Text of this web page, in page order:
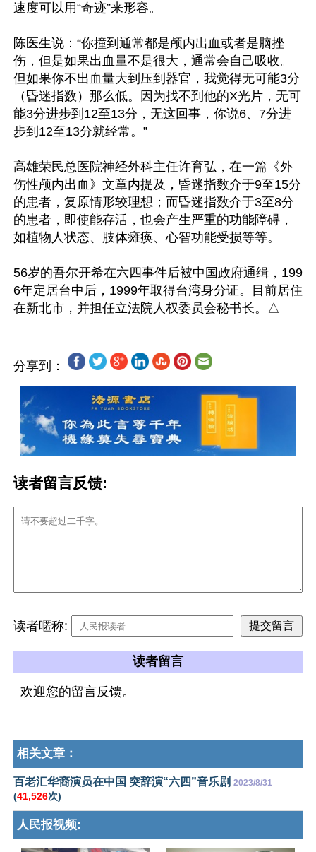
速度可以用“奇迹”来形容。
陈医生说：“你撞到通常都是颅内出血或者是脑挫
伤，但是如果出血量不是很大，通常会自己吸收。
但如果你不出血量大到压到器官，我觉得无可能3分
（昏迷指数）那么低。因为找不到他的X光片，无可
能3分进步到12至13分，无这回事，你说6、7分进
步到12至13分就经常。”
高雄荣民总医院神经外科主任许育弘，在一篇《外
伤性颅内出血》文章内提及，昏迷指数介于9至15分
的患者，复原情形较理想；而昏迷指数介于3至8分
的患者，即使能存活，也会产生严重的功能障碍，
如植物人状态、肢体瘫痪、心智功能受损等等。
56岁的吾尔开希在六四事件后被中国政府通缉，199
6年定居台中后，1999年取得台湾身分证。目前居住
分享到：
读者留言反馈:
读者暱称:
读者留言
欢迎您的留言反馈。
相关文章：
百老汇华裔演员在中国 突辞演“六四”音乐剧 2023/8/31
(41,526次)
人民报视频: